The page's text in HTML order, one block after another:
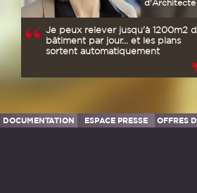
d'Architecte
Je peux relever jusqu'à 1200m2
bâtiment par jour... et les plans
sortent automatiquement
DOCUMENTATION ESPACE PRESSE OFFRES